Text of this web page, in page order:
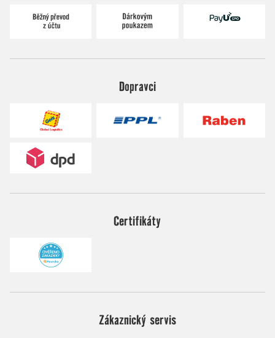
Dopravci
Certifikáty
Zákaznický servis